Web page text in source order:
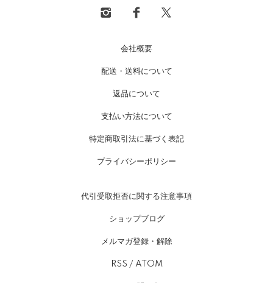
会社概要
配送・送料について
返品について
支払い方法について
特定商取引法に基づく表記
プライバシーポリシー
代引受取拒否に関する注意事項
ショップブログ
メルマガ登録・解除
RSS / ATOM